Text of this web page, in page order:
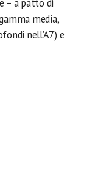
– a patto di
media,
nell’A7) e